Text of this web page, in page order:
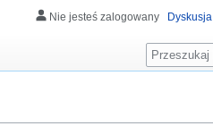
Nie jesteś zalogowany Dyskusja
Szukaj